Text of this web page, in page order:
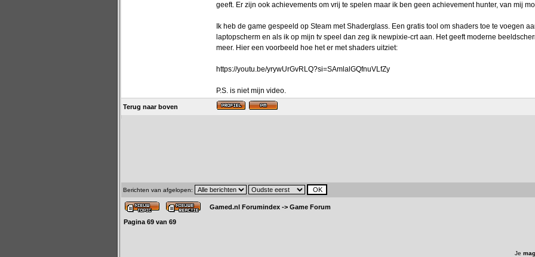
geeft. Er zijn ook achievements om vrij te spelen maar ik ben geen achievement hunter, van mij
Ik heb de game gespeeld op Steam met Shaderglass. Een gratis tool om shaders toe te voegen
laptopscherm en als ik op mijn tv speel dan zeg ik newpixie-crt aan. Het geeft moderne
meer. Hier een voorbeeld hoe het er met shaders uitziet:
https://youtu.be/yrywUrGvRLQ?si=SAmlalGQfnuVLfZy
P.S. is niet mijn video.
Terug naar boven
Berichten van afgelopen:
Gamed.nl Forumindex -> Game Forum
Pagina 69 van 69
Je